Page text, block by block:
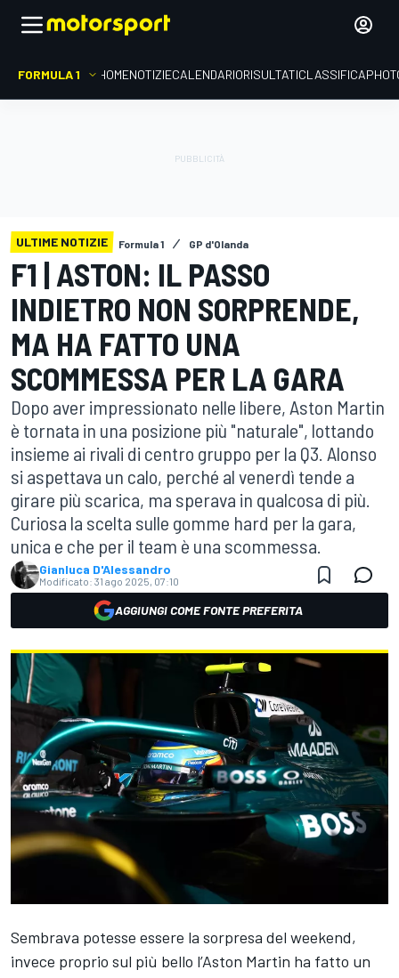
FORMULA 1 HOMENOTIZIECALENDARIORISULTATICLASSIFICA
ULTIME NOTIZIE Formula 1 GP d'Olanda
F1 | ASTON: IL PASSO
INDIETRO NON SORPRENDE,
MA HA FATTO UNA
SCOMMESSA PER LA GARA
Dopo aver impressionato nelle libere, Aston Martin
è tornata in una posizione più "naturale", lottando
insieme ai rivali di centro gruppo per la Q3. Alonso
si aspettava un calo, perché al venerdì tende a
girare più scarica, ma sperava in qualcosa di più.
Curiosa la scelta sulle gomme hard per la gara,
unica e che per il team è una scommessa.
Gianluca D'Alessandro
Modificato: 31 ago 2025, 07:10
AGGIUNGI COME FONTE PREFERITA
Sembrava potesse essere la sorpresa del weekend,
invece proprio sul più bello l’Aston Martin ha fatto un